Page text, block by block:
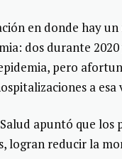
en donde hay
dos durante
pero
a
apuntó que
logran reducir la